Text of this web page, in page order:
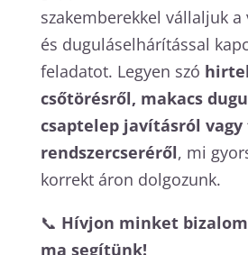
szakemberekkel vállaljuk a
és duguláselhárítással
feladatot. Legyen szó
csőtörésről, makacs
csaptelep javításról
rendszercseréről, mi
korrekt áron dolgozunk.
📞 Hívjon minket
ma segítünk!